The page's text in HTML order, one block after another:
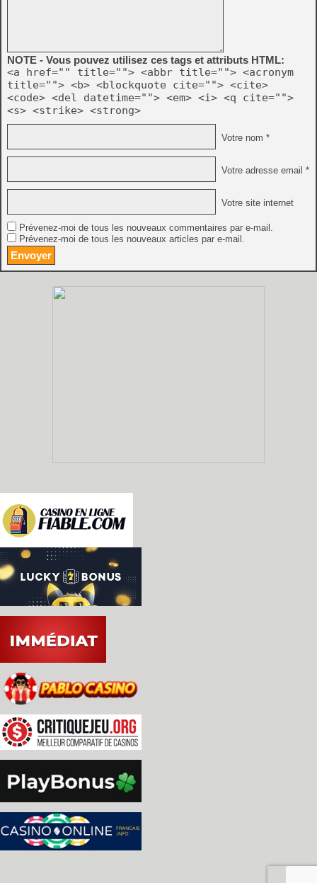
NOTE - Vous pouvez utilisez ces tags et attributs HTML:
<a href="" title=""> <abbr title=""> <acronym
title=""> <b> <blockquote cite=""> <cite>
<code> <del datetime=""> <em> <i> <q cite="">
<s> <strike> <strong>
Votre nom *
Votre adresse email *
Votre site internet
Prévenez-moi de tous les nouveaux commentaires par e-mail.
Prévenez-moi de tous les nouveaux articles par e-mail.